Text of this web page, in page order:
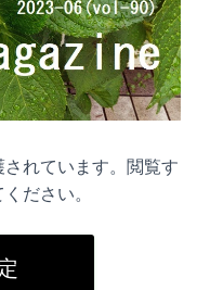
れています。閲覧す
ださい。